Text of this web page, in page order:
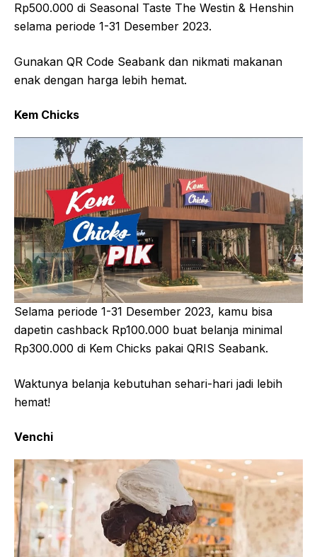
Rp500.000 di Seasonal Taste The Westin & Henshin
selama periode 1-31 Desember 2023.
Gunakan QR Code Seabank dan nikmati makanan
enak dengan harga lebih hemat.
Kem Chicks
Selama periode 1-31 Desember 2023, kamu bisa
dapetin cashback Rp100.000 buat belanja minimal
Rp300.000 di Kem Chicks pakai QRIS Seabank.
Waktunya belanja kebutuhan sehari-hari jadi lebih
hemat!
Venchi